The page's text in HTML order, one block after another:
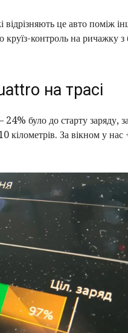
це авто поміж
контроль на ричажку з
на трасі
було до старту заряду,
кілометрів. За вікном у